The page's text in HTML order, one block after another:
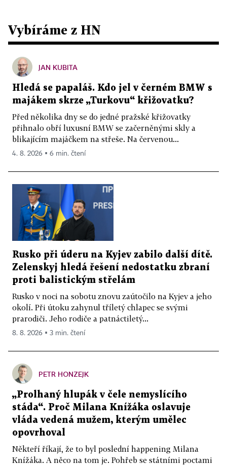
Vybíráme z HN
JAN KUBITA
Hledá se papaláš. Kdo jel v černém BMW s
majákem skrze „Turkovu“ křižovatku?
Před několika dny se do jedné pražské křižovatky
přihnalo obří luxusní BMW se začerněnými skly a
blikajícím majáčkem na střeše. Na červenou...
4. 8. 2026 ▪ 6 min. čtení
Rusko při úderu na Kyjev zabilo další dítě.
Zelenskyj hledá řešení nedostatku zbraní
proti balistickým střelám
Rusko v noci na sobotu znovu zaútočilo na Kyjev a jeho
okolí. Při útoku zahynul tříletý chlapec se svými
prarodiči. Jeho rodiče a patnáctiletý...
8. 8. 2026 ▪ 3 min. čtení
PETR HONZEJK
„Prolhaný hlupák v čele nemyslícího
stáda“. Proč Milana Knížáka oslavuje
vláda vedená mužem, kterým umělec
opovrhoval
Někteří říkají, že to byl poslední happening Milana
Knížáka. A něco na tom je. Pohřeb se státními poctami